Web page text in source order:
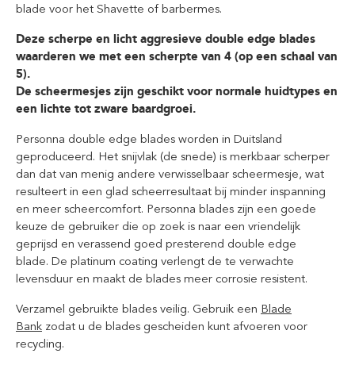
blade voor het Shavette of barbermes.
Deze scherpe en licht aggresieve double edge blades
waarderen we met een scherpte van 4 (op een schaal van
5).
De scheermesjes zijn geschikt voor normale huidtypes en
een lichte tot zware baardgroei.
Personna double edge blades worden in Duitsland
geproduceerd. Het snijvlak (de snede) is merkbaar scherper
dan dat van menig andere verwisselbaar scheermesje, wat
resulteert in een glad scheerresultaat bij minder inspanning
en meer scheercomfort. Personna blades zijn een goede
keuze de gebruiker die op zoek is naar een vriendelijk
geprijsd en verassend goed presterend double edge
blade. De platinum coating verlengt de te verwachte
levensduur en maakt de blades meer corrosie resistent.
Verzamel gebruikte blades veilig. Gebruik een Blade
Bank zodat u de blades gescheiden kunt afvoeren voor
recycling.